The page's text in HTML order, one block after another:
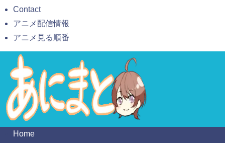
Contact
アニメ配信情報
アニメ見る順番
Home